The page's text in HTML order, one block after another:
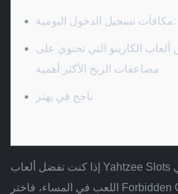
مكافآت تسجيل الدخول اليومية:
ألعاب الكازينو التي تحتوي على
مضاعفات الربح الأكثر أهمية
ناجح في يهتز
إذا كنت تفضل ألعاب Yahtzee Slots وترغب في الاستمرار في
اللعب في المساء، فاختر Forbidden Charades أو Shallow